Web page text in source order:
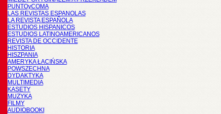
PUNTOyCOMA
LAS REVISTAS ESPANOLAS
LA REVISTA ESPAÑOLA
ESTUDIOS HISPANICOS
ESTUDIOS LATINOAMERICANOS
REVISTA DE OCCIDENTE
HISTORIA
HISZPANIA
AMERYKA ŁACIŃSKA
POWSZECHNA
DYDAKTYKA
MULTIMEDIA
KASETY
MUZYKA
FILMY
AUDIOBOOKI